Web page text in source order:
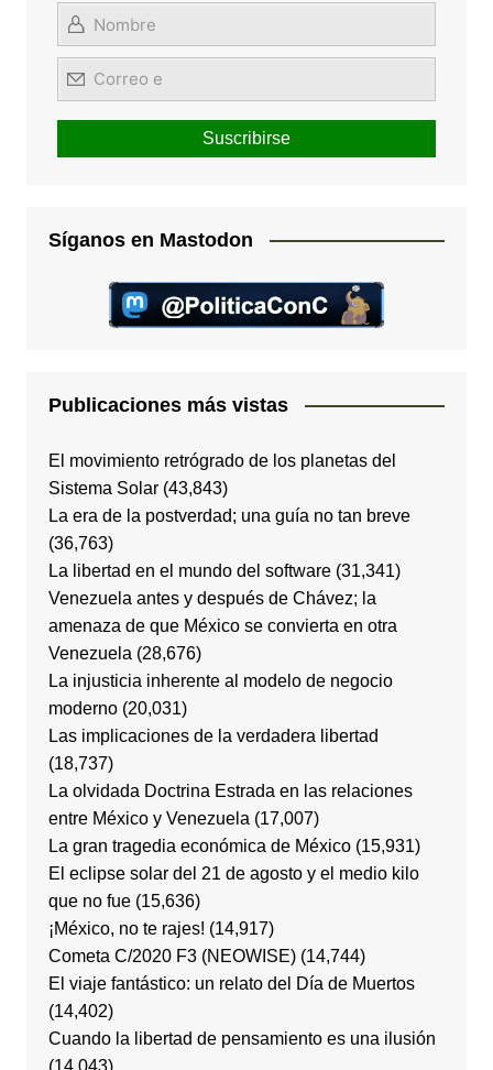
Síganos en Mastodon
Publicaciones más vistas
El movimiento retrógrado de los planetas del
Sistema Solar (43,843)
La era de la postverdad; una guía no tan breve
(36,763)
La libertad en el mundo del software (31,341)
Venezuela antes y después de Chávez; la
amenaza de que México se convierta en otra
Venezuela (28,676)
La injusticia inherente al modelo de negocio
moderno (20,031)
Las implicaciones de la verdadera libertad
(18,737)
La olvidada Doctrina Estrada en las relaciones
entre México y Venezuela (17,007)
La gran tragedia económica de México (15,931)
El eclipse solar del 21 de agosto y el medio kilo
que no fue (15,636)
¡México, no te rajes! (14,917)
Cometa C/2020 F3 (NEOWISE) (14,744)
El viaje fantástico: un relato del Día de Muertos
(14,402)
Cuando la libertad de pensamiento es una ilusión
(14,043)